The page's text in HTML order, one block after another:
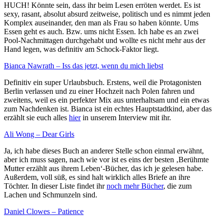
HUCH! Könnte sein, dass ihr beim Lesen erröten werdet. Es ist
sexy, rasant, absolut absurd zeitweise, politisch und es nimmt jeden
Komplex auseinander, den man als Frau so haben könnte. Ums
Essen geht es auch. Bzw. ums nicht Essen. Ich habe es an zwei
Pool-Nachmittagen durchgehabt und wollte es nicht mehr aus der
Hand legen, was definitiv am Schock-Faktor liegt.
Bianca Nawrath – Iss das jetzt, wenn du mich liebst
Definitiv ein super Urlaubsbuch. Erstens, weil die Protagonisten
Berlin verlassen und zu einer Hochzeit nach Polen fahren und
zweitens, weil es ein perfekter Mix aus unterhaltsam und ein etwas
zum Nachdenken ist. Bianca ist ein echtes Hauptstadtkind, aber das
erzählt sie euch alles hierin unserem Interview mit ihr.
Ali Wong – Dear Girls
Ja, ich habe dieses Buch an anderer Stelle schon einmal erwähnt,
aber ich muss sagen, nach wie vor ist es eins der besten ‚Berühmte
Mutter erzählt aus ihrem Leben‘-Bücher, das ich je gelesen habe.
Außerdem, voll süß, es sind halt wirklich alles Briefe an ihre
Töchter. In dieser Liste findet ihrnoch mehr Bücher, die zum
Lachen und Schmunzeln sind.
Daniel Clowes – Patience